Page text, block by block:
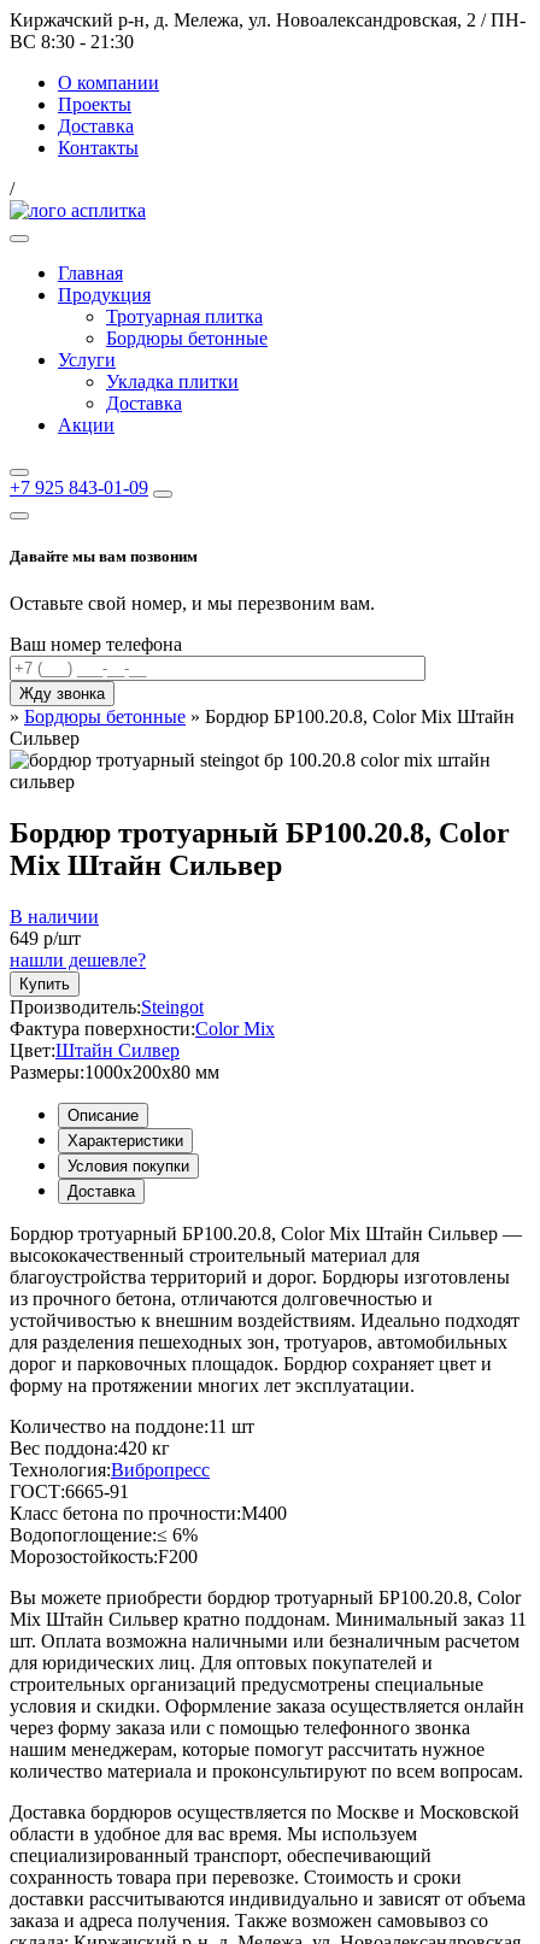
Киржачский р-н, д. Мележа, ул. Новоалександровская, 2 / ПН-
ВС 8:30 - 21:30
О компании
Проекты
Доставка
Контакты
/
Главная
Продукция
Тротуарная плитка
Бордюры бетонные
Услуги
Укладка плитки
Доставка
Акции
+7 925 843-01-09
Давайте мы вам позвоним
Оставьте свой номер, и мы перезвоним вам.
Ваш номер телефона
» Бордюры бетонные » Бордюр БР100.20.8, Color Mix Штайн
Сильвер
Бордюр тротуарный БР100.20.8, Color
Mix Штайн Сильвер
В наличии
649 р/шт
нашли дешевле?
Купить
Производитель:Steingot
Фактура поверхности:Color Mix
Цвет:Штайн Силвер
Размеры:1000х200x80 мм
Описание
Характеристики
Условия покупки
Доставка
Бордюр тротуарный БР100.20.8, Color Mix Штайн Сильвер —
высококачественный строительный материал для
благоустройства территорий и дорог. Бордюры изготовлены
из прочного бетона, отличаются долговечностью и
устойчивостью к внешним воздействиям. Идеально подходят
для разделения пешеходных зон, тротуаров, автомобильных
дорог и парковочных площадок. Бордюр сохраняет цвет и
форму на протяжении многих лет эксплуатации.
Количество на поддоне:11 шт
Вес поддона:420 кг
Технология:Вибропресс
ГОСТ:6665-91
Класс бетона по прочности:М400
Водопоглощение:≤ 6%
Морозостойкость:F200
Вы можете приобрести бордюр тротуарный БР100.20.8, Color
Mix Штайн Сильвер кратно поддонам. Минимальный заказ 11
шт. Оплата возможна наличными или безналичным расчетом
для юридических лиц. Для оптовых покупателей и
строительных организаций предусмотрены специальные
условия и скидки. Оформление заказа осуществляется онлайн
через форму заказа или с помощью телефонного звонка
нашим менеджерам, которые помогут рассчитать нужное
количество материала и проконсультируют по всем вопросам.
Доставка бордюров осуществляется по Москве и Московской
области в удобное для вас время. Мы используем
специализированный транспорт, обеспечивающий
сохранность товара при перевозке. Стоимость и сроки
доставки рассчитываются индивидуально и зависят от объема
заказа и адреса получения. Также возможен самовывоз со